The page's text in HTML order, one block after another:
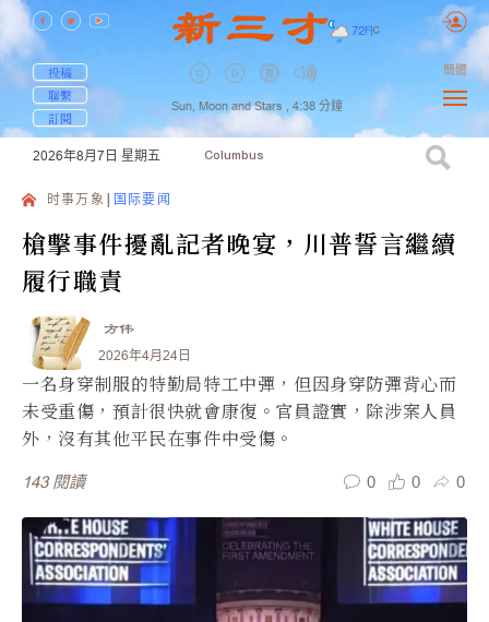
72F| C
投稿
聯繫
訂閱
Sun, Moon and Stars , 4:38 分鐘
簡體
2026年8月7日 星期五 Columbus
时事万象 国际要闻
槍擊事件擾亂記者晚宴，川普誓言繼續
履行職責
方伟
2026年4月24日
一名身穿制服的特勤局特工中彈，但因身穿防彈背心而
未受重傷，預計很快就會康復。官員證實，除涉案人員
外，沒有其他平民在事件中受傷。
143 閱讀 0 0 0